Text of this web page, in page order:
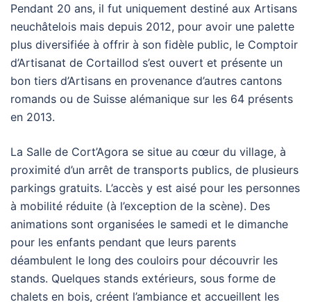
Pendant 20 ans, il fut uniquement destiné aux Artisans
neuchâtelois mais depuis 2012, pour avoir une palette
plus diversifiée à offrir à son fidèle public, le Comptoir
d’Artisanat de Cortaillod s’est ouvert et présente un
bon tiers d’Artisans en provenance d’autres cantons
romands ou de Suisse alémanique sur les 64 présents
en 2013.
La Salle de Cort’Agora se situe au cœur du village, à
proximité d’un arrêt de transports publics, de plusieurs
parkings gratuits. L’accès y est aisé pour les personnes
à mobilité réduite (à l’exception de la scène). Des
animations sont organisées le samedi et le dimanche
pour les enfants pendant que leurs parents
déambulent le long des couloirs pour découvrir les
stands. Quelques stands extérieurs, sous forme de
chalets en bois, créent l’ambiance et accueillent les